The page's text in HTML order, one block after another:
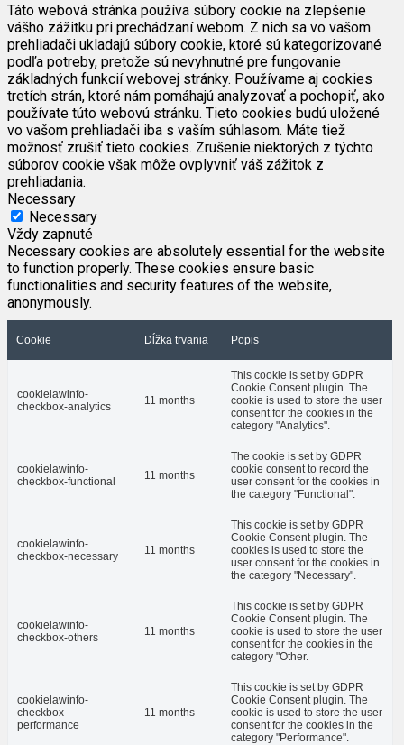
Táto webová stránka používa súbory cookie na zlepšenie
vášho zážitku pri prechádzaní webom. Z nich sa vo vašom
prehliadači ukladajú súbory cookie, ktoré sú kategorizované
podľa potreby, pretože sú nevyhnutné pre fungovanie
základných funkcií webovej stránky. Používame aj cookies
tretích strán, ktoré nám pomáhajú analyzovať a pochopiť, ako
používate túto webovú stránku. Tieto cookies budú uložené
vo vašom prehliadači iba s vaším súhlasom. Máte tiež
možnosť zrušiť tieto cookies. Zrušenie niektorých z týchto
súborov cookie však môže ovplyvniť váš zážitok z
prehliadania.
Necessary
Necessary
Vždy zapnuté
Necessary cookies are absolutely essential for the website
to function properly. These cookies ensure basic
functionalities and security features of the website,
anonymously.
Cookie Dĺžka trvania Popis
cookielawinfo-
checkbox-analytics
11 months
This cookie is set by GDPR
Cookie Consent plugin. The
cookie is used to store the user
consent for the cookies in the
category "Analytics".
cookielawinfo-
checkbox-functional
11 months
The cookie is set by GDPR
cookie consent to record the
user consent for the cookies in
the category "Functional".
cookielawinfo-
checkbox-necessary
11 months
This cookie is set by GDPR
Cookie Consent plugin. The
cookies is used to store the
user consent for the cookies in
the category "Necessary".
cookielawinfo-
checkbox-others
11 months
This cookie is set by GDPR
Cookie Consent plugin. The
cookie is used to store the user
consent for the cookies in the
category "Other.
cookielawinfo-
checkbox-
performance
11 months
This cookie is set by GDPR
Cookie Consent plugin. The
cookie is used to store the user
consent for the cookies in the
category "Performance".